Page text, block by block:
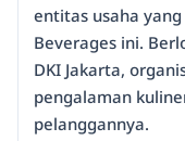
entitas usaha
Beverages ini.
DKI Jakarta,
pengalaman
pelanggannya.